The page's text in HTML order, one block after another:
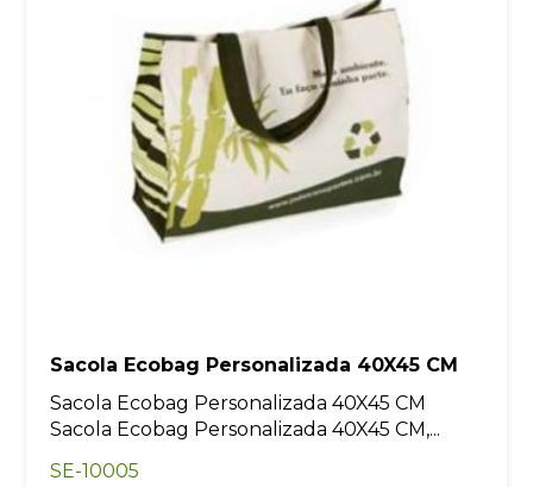
Sacola Ecobag Personalizada 40X45 CM
Sacola Ecobag Personalizada 40X45 CM
Sacola Ecobag Personalizada 40X45 CM,...
SE-10005